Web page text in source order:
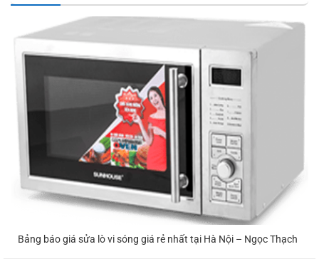
Bảng báo giá sửa lò vi sóng giá rẻ nhất tại Hà Nội – Ngọc Thạch